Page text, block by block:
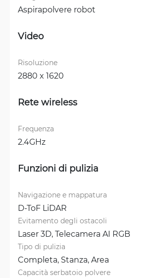
Aspirapolvere robot
Video
Risoluzione
2880 x 1620
Rete wireless
Frequenza
2.4GHz
Funzioni di pulizia
Navigazione e mappatura
D-ToF LiDAR
Evitamento degli ostacoli
Laser 3D, Telecamera AI RGB
Tipo di pulizia
Completa, Stanza, Area
Capacità serbatoio polvere